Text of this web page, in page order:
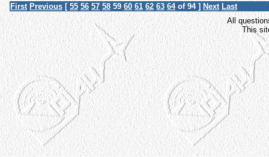
First Previous [ 55 56 57 58 59 60 61 62 63 64of 94 ] Next Last
All
This